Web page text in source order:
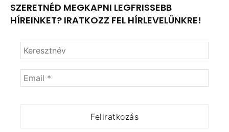
SZERETNÉD MEGKAPNI LEGFRISSEBB
HÍREINKET? IRATKOZZ FEL HÍRLEVELÜNKRE!